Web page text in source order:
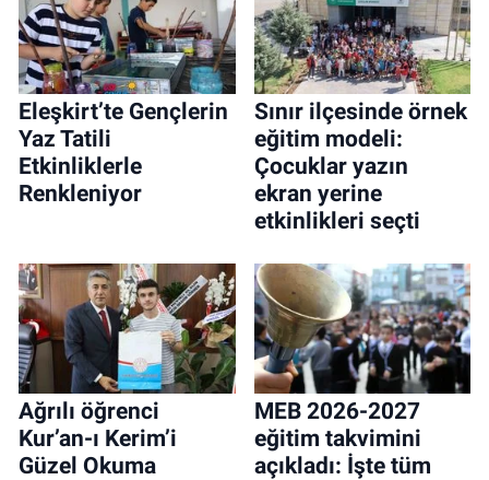
Eleşkirt’te Gençlerin
Yaz Tatili
Etkinliklerle
Renkleniyor
Sınır ilçesinde örnek
eğitim modeli:
Çocuklar yazın
ekran yerine
etkinlikleri seçti
Ağrılı öğrenci
Kur’an-ı Kerim’i
Güzel Okuma
MEB 2026-2027
eğitim takvimini
açıkladı: İşte tüm